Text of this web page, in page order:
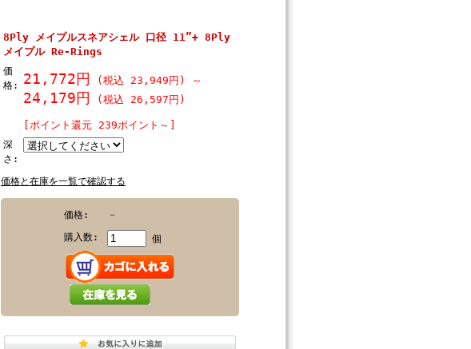
8Ply メイプルスネアシェル 口径 11”+ 8Ply
メイプル Re-Rings
価
格:
21,772円 (税込 23,949円) ～
24,179円 (税込 26,597円)
[ポイント還元 239ポイント～]
深
さ:
価格と在庫を一覧で確認する
価格: －
購入数: 個